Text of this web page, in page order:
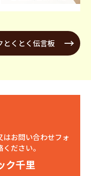
とくとく伝言板
お問い合わせフォ
ださい。
ク千里